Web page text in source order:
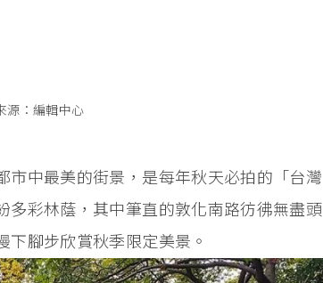
源：編輯中心
中最美的街景，是每年秋天必拍的「台灣
多彩林蔭，其中筆直的敦化南路彷彿無盡頭
腳步欣賞秋季限定美景。